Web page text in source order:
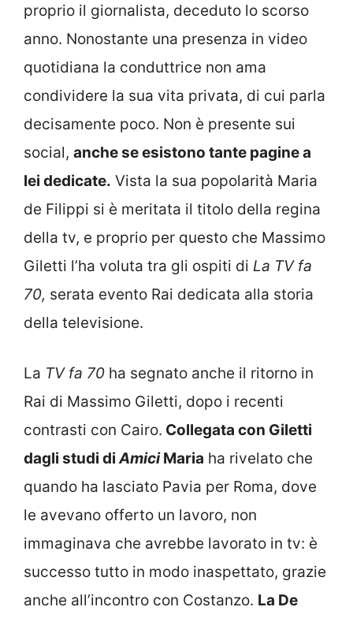
proprio il giornalista, deceduto lo scorso
anno. Nonostante una presenza in video
quotidiana la conduttrice non ama
condividere la sua vita privata, di cui parla
decisamente poco. Non è presente sui
social, anche se esistono tante pagine a
lei dedicate. Vista la sua popolarità Maria
de Filippi si è meritata il titolo della regina
della tv, e proprio per questo che Massimo
Giletti l’ha voluta tra gli ospiti di La TV fa
70, serata evento Rai dedicata alla storia
della televisione.
La TV fa 70 ha segnato anche il ritorno in
Rai di Massimo Giletti, dopo i recenti
contrasti con Cairo. Collegata con Giletti
dagli studi diAmiciMaria ha rivelato che
quando ha lasciato Pavia per Roma, dove
le avevano offerto un lavoro, non
immaginava che avrebbe lavorato in tv: è
successo tutto in modo inaspettato, grazie
anche all’incontro con Costanzo. La De